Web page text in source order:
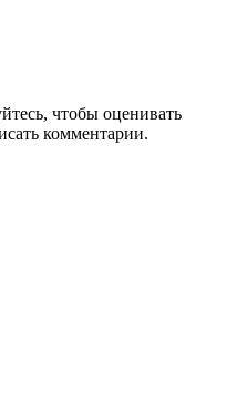
чтобы оценивать
комментарии.